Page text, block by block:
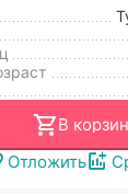
В
Отложить